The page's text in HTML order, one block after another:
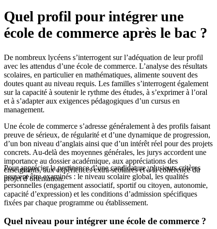
Quel profil pour intégrer une
école de commerce après le bac ?
De nombreux lycéens s’interrogent sur l’adéquation de leur profil
avec les attendus d’une école de commerce. L’analyse des résultats
scolaires, en particulier en mathématiques, alimente souvent des
doutes quant au niveau requis. Les familles s’interrogent également
sur la capacité à soutenir le rythme des études, à s’exprimer à l’oral
et à s’adapter aux exigences pédagogiques d’un cursus en
management.
Une école de commerce s’adresse généralement à des profils faisant
preuve de sérieux, de régularité et d’une dynamique de progression,
d’un bon niveau d’anglais ainsi que d’un intérêt réel pour des projets
concrets. Au-delà des moyennes générales, les jurys accordent une
importance au dossier académique, aux appréciations des
enseignants, aux expériences extra-scolaires et à la cohérence du
projet d’orientation.
Pour apprécier la pertinence d’une candidature, plusieurs critères
peuvent être examinés : le niveau scolaire global, les qualités
personnelles (engagement associatif, sportif ou citoyen, autonomie,
capacité d’expression) et les conditions d’admission spécifiques
fixées par chaque programme ou établissement.
Quel niveau pour intégrer une école de commerce ?